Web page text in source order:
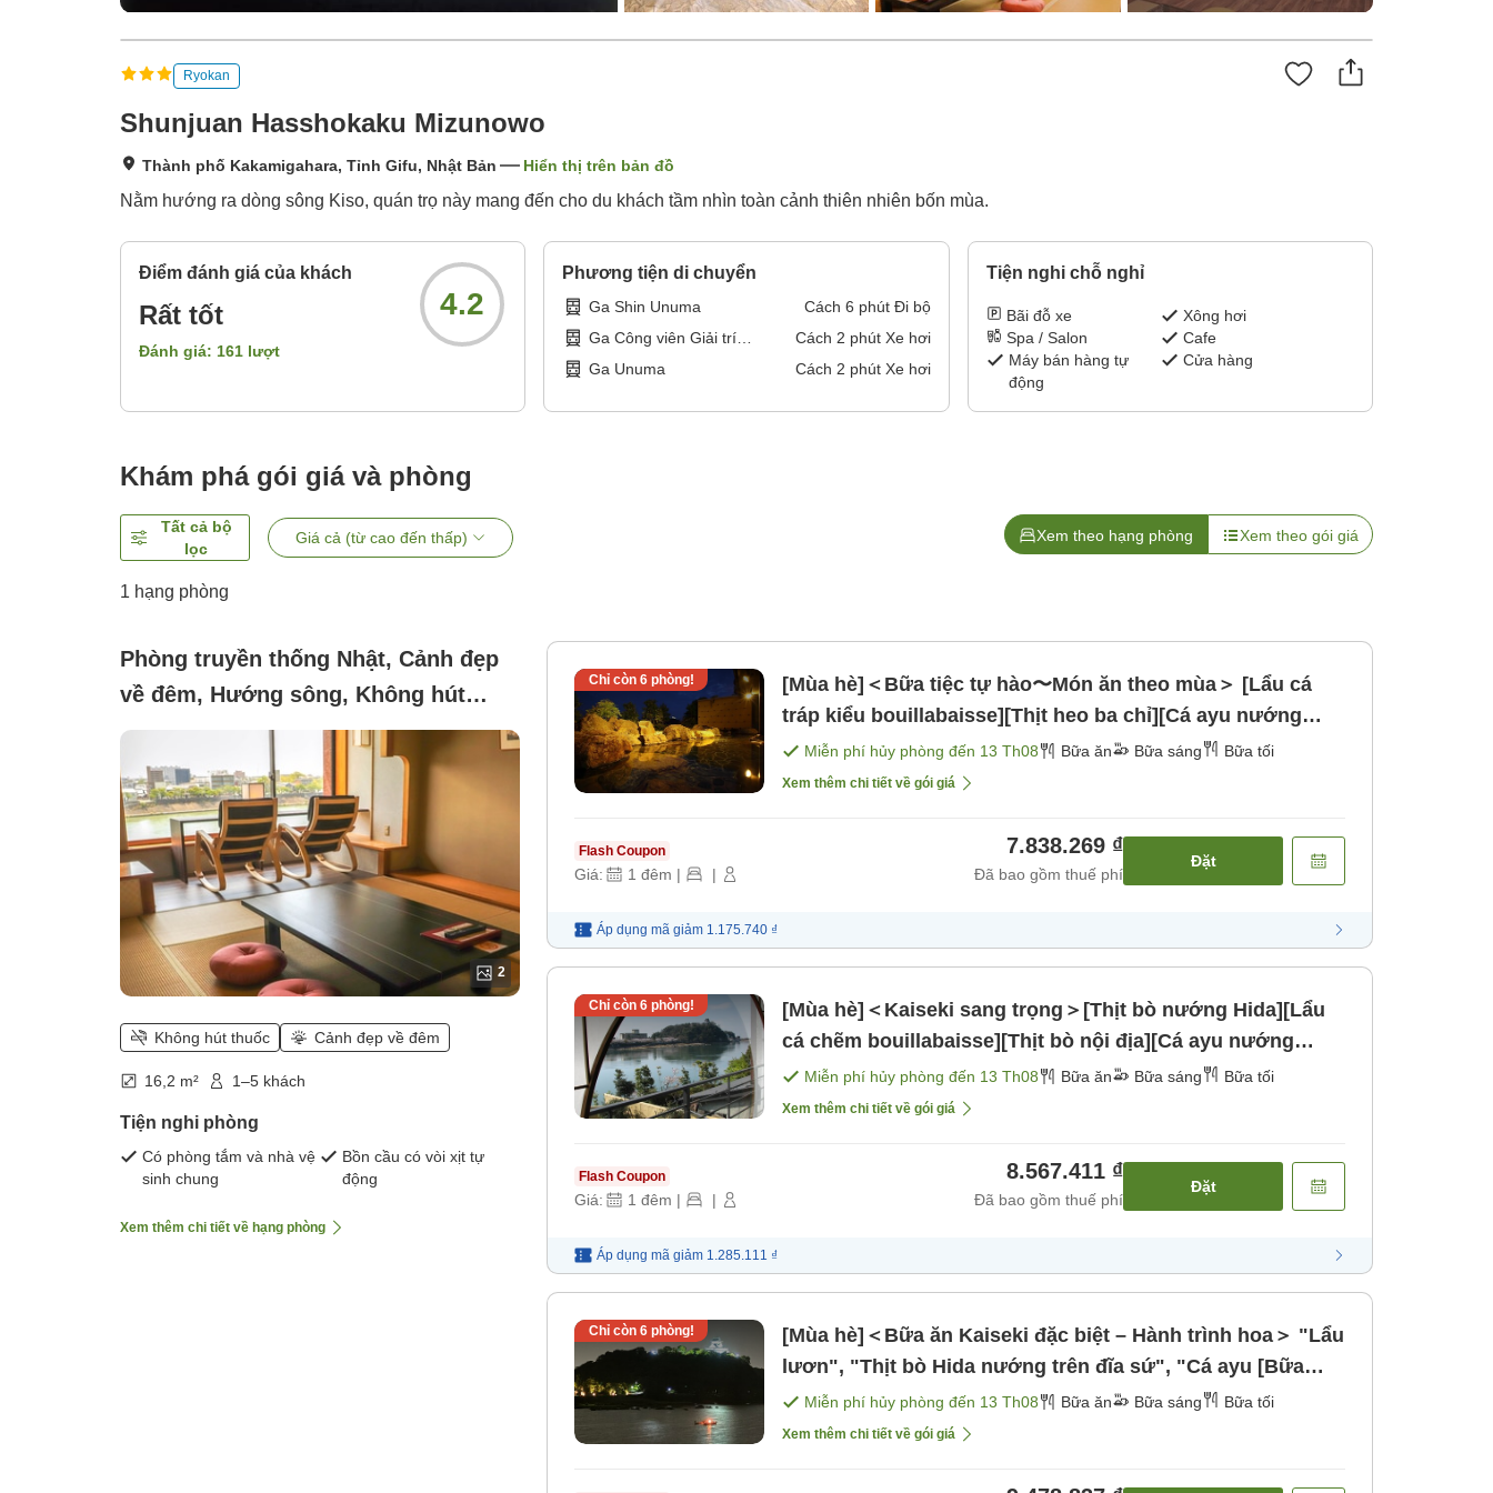
Ryokan
Shunjuan Hasshokaku Mizunowo
Thành phố Kakamigahara, Tỉnh Gifu, Nhật Bản Hiển thị trên bản đồ
Nằm hướng ra dòng sông Kiso, quán trọ này mang đến cho du khách tầm nhìn toàn cảnh thiên nhiên bốn mùa.
Điểm đánh giá của khách
Rất tốt
Đánh giá: 161 lượt
4.2
Phương tiện di chuyển
Ga Shin Unuma Cách 6 phút Đi bộ
Ga Công viên Giải trí
Inuyama
Cách 2 phút Xe hơi
Ga Unuma
Cách 2 phút Xe hơi
Tiện nghi chỗ nghỉ
Bãi đỗ xe
Xông hơi
Spa / Salon
Cafe
Máy bán hàng tự
động
Cửa hàng
Khám phá gói giá và phòng
Tất cả bộ
lọc
Giá cả (từ cao đến thấp) Xem theo hạng phòng Xem theo gói giá
1 hạng phòng
Phòng truyền thống Nhật, Cảnh đẹp
về đêm, Hướng sông, Không hút
thuốc (You can see Inuyama Castle
from the 'River Side 10 Tatami' room)
2
Không hút thuốc Cảnh đẹp về đêm
16,2 m² 1–5 khách
Tiện nghi phòng
Có phòng tắm và nhà vệ
sinh chung
Bồn cầu có vòi xịt tự
động
Xem thêm chi tiết về hạng phòng
Chỉ còn 6phòng!
[Mùa hè]＜Bữa tiệc tự hào〜Món ăn theo mùa＞ [Lẩu cá
tráp kiểu bouillabaisse][Thịt heo ba chỉ][Cá ayu nướng
[Bữa sáng] [Bữa tối]
Miễn phí hủy phòng đến 13 Th08 Bữa ăn Bữa sáng Bữa tối
Xem thêm chi tiết về gói giá
Flash Coupon
Giá: 1 đêm | |
7.838.269 ₫
Đã bao gồm thuế phí
Đặt
Áp dụng mã giảm 1.175.740 ₫
Chỉ còn 6phòng!
[Mùa hè]＜Kaiseki sang trọng＞[Thịt bò nướng Hida][Lẩu
cá chẽm bouillabaisse][Thịt bò nội địa][Cá ayu nướng
[Bữa sáng] [Bữa tối]
Miễn phí hủy phòng đến 13 Th08 Bữa ăn Bữa sáng Bữa tối
Xem thêm chi tiết về gói giá
Flash Coupon
Giá: 1 đêm | |
8.567.411 ₫
Đã bao gồm thuế phí
Đặt
Áp dụng mã giảm 1.285.111 ₫
Chỉ còn 6phòng!
[Mùa hè]＜Bữa ăn Kaiseki đặc biệt – Hành trình hoa＞ "Lẩu
lươn", "Thịt bò Hida nướng trên đĩa sứ", "Cá ayu [Bữa
sáng] [Bữa tối]
Miễn phí hủy phòng đến 13 Th08 Bữa ăn Bữa sáng Bữa tối
Xem thêm chi tiết về gói giá